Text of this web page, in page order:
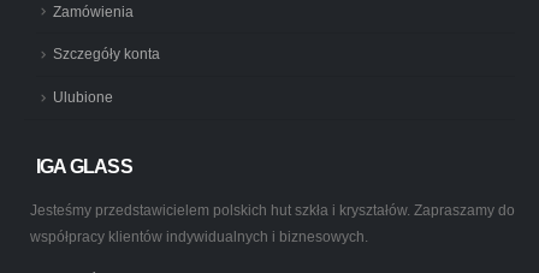
Zamówienia
Szczegóły konta
Ulubione
IGA GLASS
Jesteśmy przedstawicielem polskich hut szkła i kryształów. Zapraszamy do
współpracy klientów indywidualnych i biznesowych.